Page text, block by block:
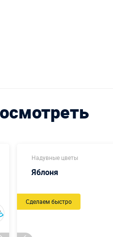
Надувные цветы
Яблоня
Сделаем быстро